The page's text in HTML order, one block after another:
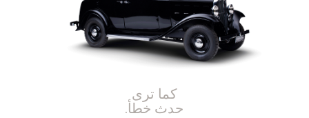
كما ترى
حدث خطأ.